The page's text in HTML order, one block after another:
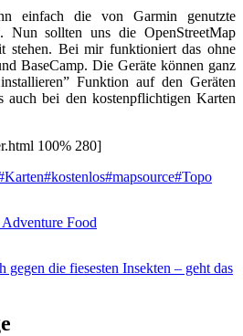
einfach die von Garmin genutzte
Nun sollten uns die OpenStreetMap
stehen. Bei mir funktioniert das ohne
BaseCamp. Die Geräte können ganz
Funktion auf den Geräten
auch bei den kostenpflichtigen Karten
100% 280]
Karten#kostenlos#mapsource#Topo
Food
gegen die fiesesten Insekten – geht das